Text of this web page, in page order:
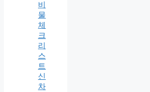
비
물
체
크
리
스
트
신
차